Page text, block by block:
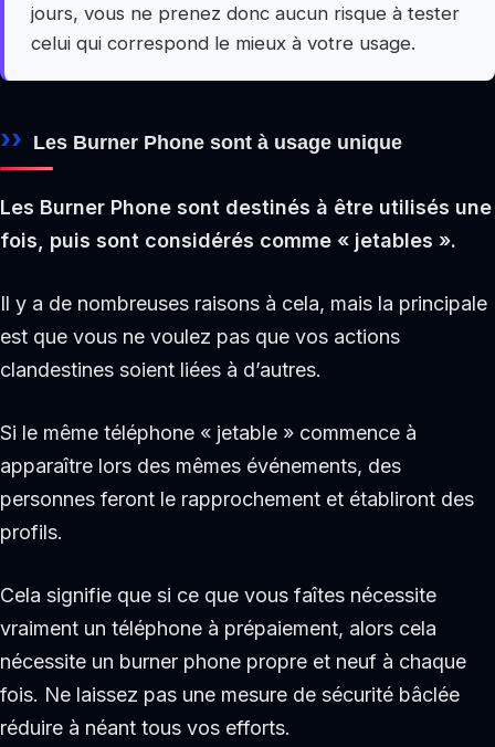
jours, vous ne prenez donc aucun risque à tester
celui qui correspond le mieux à votre usage.
Les Burner Phone sont à usage unique
Les Burner Phone sont destinés à être utilisés une
fois, puis sont considérés comme « jetables ».
Il y a de nombreuses raisons à cela, mais la principale
est que vous ne voulez pas que vos actions
clandestines soient liées à d’autres.
Si le même téléphone « jetable » commence à
apparaître lors des mêmes événements, des
personnes feront le rapprochement et établiront des
profils.
Cela signifie que si ce que vous faîtes nécessite
vraiment un téléphone à prépaiement, alors cela
nécessite un burner phone propre et neuf à chaque
fois. Ne laissez pas une mesure de sécurité bâclée
réduire à néant tous vos efforts.